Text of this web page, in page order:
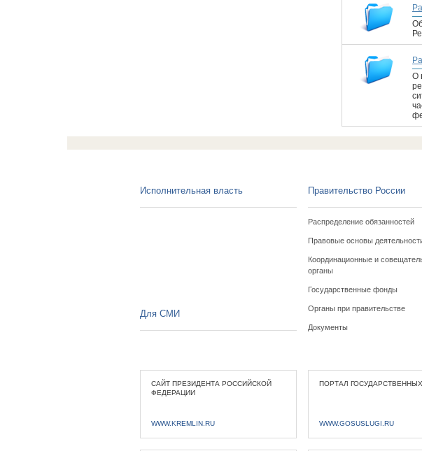
О
Исполнительная власть Правительство России
Распределение обязанностей
Правовые основы
Координационные и
органы
Государственные фонды
Органы при правительстве
Документы
Для СМИ
САЙТ ПРЕЗИДЕНТА РОССИЙСКОЙ
ФЕДЕРАЦИИ
WWW.KREMLIN.RU
ПОРТАЛ ГОСУДАРСТВЕННЫХ
WWW.GOSUSLUGI.RU